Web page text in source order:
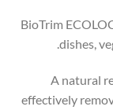
BioTrim
dishes,
A natural
effectively